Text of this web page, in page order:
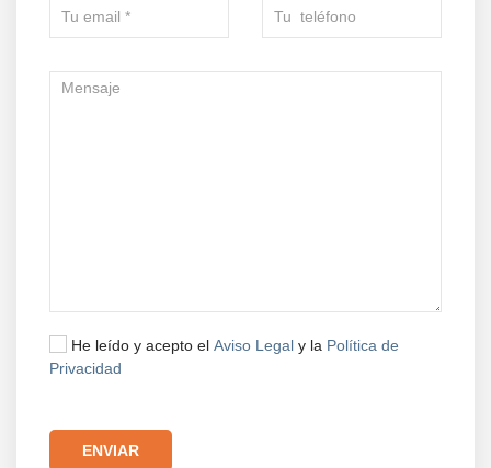
He leído y acepto el Aviso Legal y la Política de
Privacidad